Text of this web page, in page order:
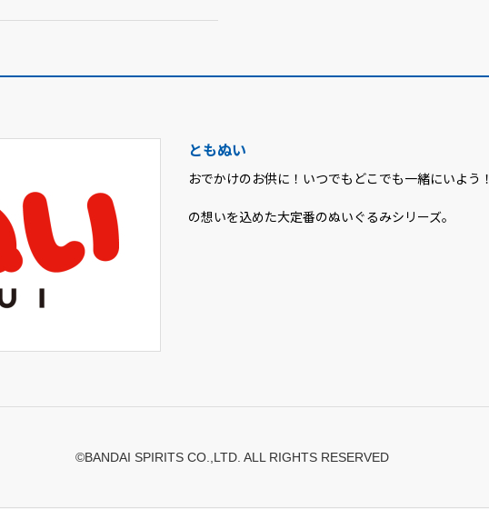
ともぬい
おでかけのお供に！いつでもどこでも一緒にいよう！
の想いを込めた大定番のぬいぐるみシリーズ。
©BANDAI SPIRITS CO.,LTD. ALL RIGHTS RESERVED